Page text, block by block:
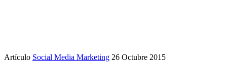
Artículo Social Media Marketing 26 Octubre 2015